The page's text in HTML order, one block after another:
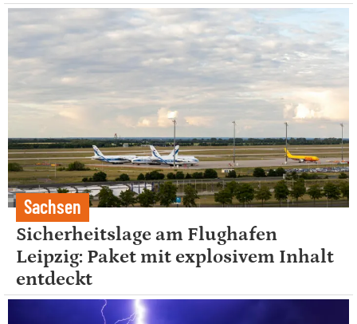
Sachsen
Sicherheitslage am Flughafen
Leipzig: Paket mit explosivem Inhalt
entdeckt